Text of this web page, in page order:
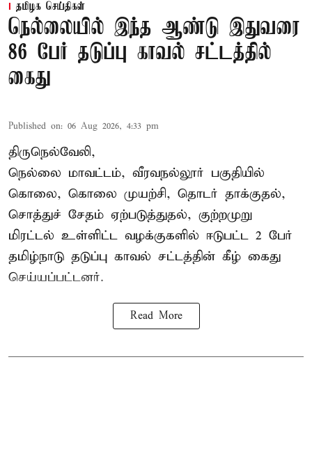
தமிழக செய்திகள்
நெல்லையில் இந்த ஆண்டு இதுவரை
86 பேர் தடுப்பு காவல் சட்டத்தில்
கைது
Published on: 06 Aug 2026, 4:33 pm
திருநெல்வேலி,
நெல்லை மாவட்டம், வீரவநல்லூர் பகுதியில்
கொலை, கொலை முயற்சி, தொடர் தாக்குதல்,
சொத்துச் சேதம் ஏற்படுத்துதல், குற்றமுறு
மிரட்டல் உள்ளிட்ட வழக்குகளில் ஈடுபட்ட 2 பேர்
தமிழ்நாடு தடுப்பு காவல் சட்டத்தின் கீழ் கைது
செய்யப்பட்டனர்.
Read More